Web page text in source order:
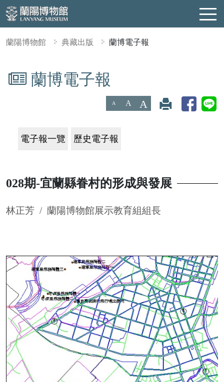
蘭陽博物館 典藏出版 蘭博電子報
蘭博電子報
A A A
電子報一覽 歷史電子報
028期-宜蘭縣眷村的形成與發展
林正芳 / 蘭陽博物館展示教育組組長